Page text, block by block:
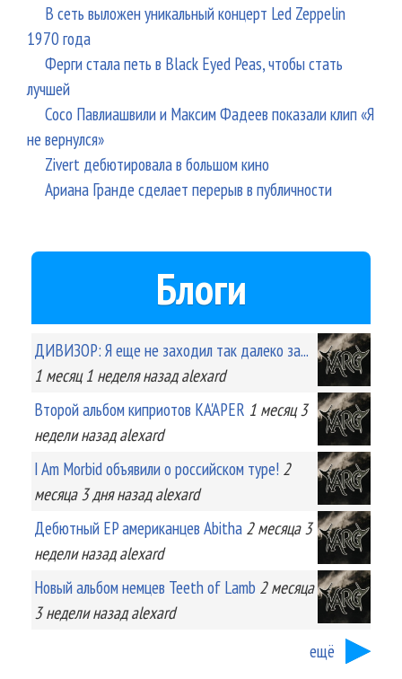
В сеть выложен уникальный концерт Led Zeppelin
1970 года
Ферги стала петь в Black Eyed Peas, чтобы стать
лучшей
Сосо Павлиашвили и Максим Фадеев показали клип «Я
не вернулся»
Zivert дебютировала в большом кино
Ариана Гранде сделает перерыв в публичности
Блоги
ДИВИЗОР: Я еще не заходил так далеко за...
1 месяц 1 неделяназад alexard
Второй альбом киприотов KA'APER 1 месяц 3
неделиназад alexard
I Am Morbid объявили о российском туре! 2
месяца 3 дняназад alexard
Дебютный EP американцев Abitha 2 месяца 3
неделиназад alexard
Новый альбом немцев Teeth of Lamb 2 месяца
3 неделиназад alexard
ещё